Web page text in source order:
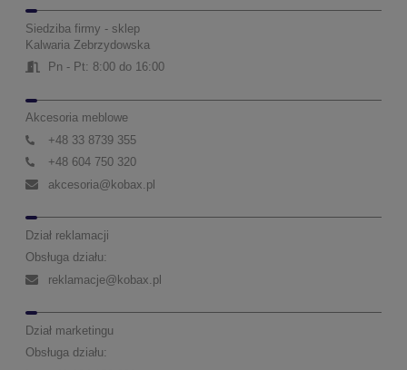
Siedziba firmy - sklep
Kalwaria Zebrzydowska
Pn - Pt: 8:00 do 16:00
Akcesoria meblowe
+48 33 8739 355
+48 604 750 320
akcesoria@kobax.pl
Dział reklamacji
Obsługa działu:
reklamacje@kobax.pl
Dział marketingu
Obsługa działu: